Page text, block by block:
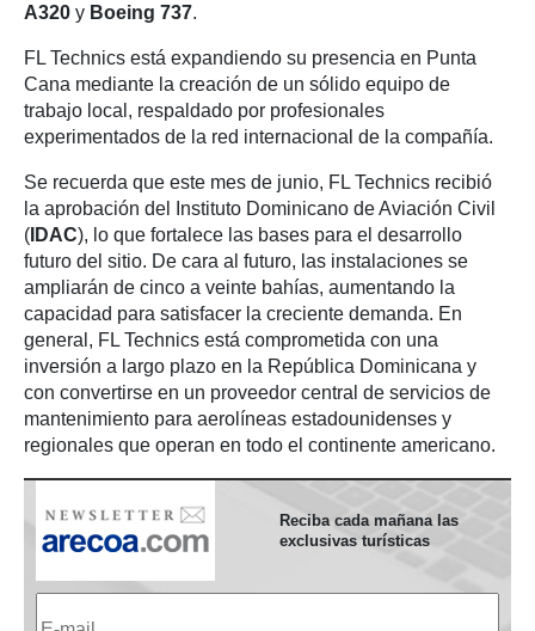
A320 y Boeing 737.
FL Technics está expandiendo su presencia en Punta
Cana mediante la creación de un sólido equipo de
trabajo local, respaldado por profesionales
experimentados de la red internacional de la compañía.
Se recuerda que este mes de junio, FL Technics recibió
la aprobación del Instituto Dominicano de Aviación Civil
( IDAC), lo que fortalece las bases para el desarrollo
futuro del sitio. De cara al futuro, las instalaciones se
ampliarán de cinco a veinte bahías, aumentando la
capacidad para satisfacer la creciente demanda. En
general, FL Technics está comprometida con una
inversión a largo plazo en la República Dominicana y
con convertirse en un proveedor central de servicios de
mantenimiento para aerolíneas estadounidenses y
regionales que operan en todo el continente americano.
Reciba cada mañana las
exclusivas turísticas